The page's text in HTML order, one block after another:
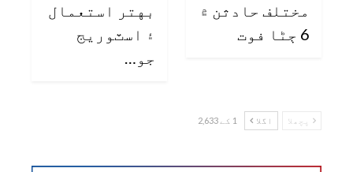
مختلف حادثن ۾
6 ڄڻا فوت
بهتر استعمال
۽ اسٽوريج
جو…
پچھلا اگلا 1 کے 2,633